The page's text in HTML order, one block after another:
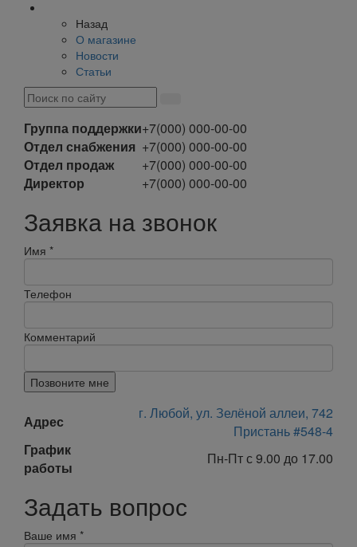
Назад
О магазине
Новости
Статьи
Группа поддержки+7(000) 000-00-00
Отдел снабжения +7(000) 000-00-00
Отдел продаж
+7(000) 000-00-00
Директор
+7(000) 000-00-00
Заявка на звонок
Имя *
Телефон
Комментарий
Позвоните мне
Адрес
г. Любой, ул. Зелёной аллеи, 742
Пристань #548-4
График
работы
Пн-Пт с 9.00 до 17.00
Задать вопрос
Ваше имя *